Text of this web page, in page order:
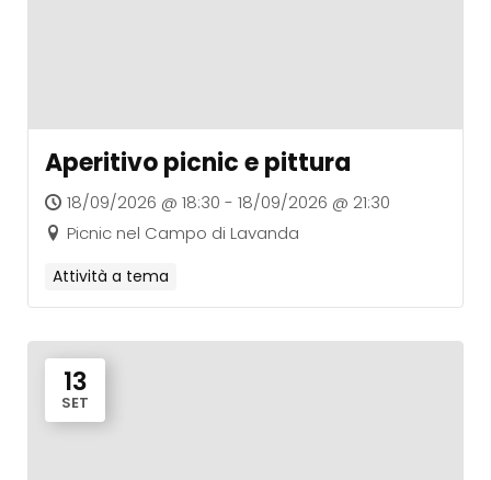
Aperitivo picnic e pittura
18/09/2026 @ 18:30 - 18/09/2026 @ 21:30
Picnic nel Campo di Lavanda
Attività a tema
13
SET